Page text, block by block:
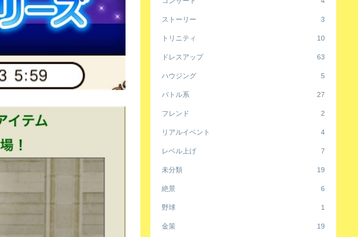
ストーリー 3
トリニティ 10
ドレスアップ 63
ハウジング 5
バトル系 27
フレンド 2
リアルイベント 4
レベル上げ 7
未分類 19
絶景 6
野球 1
金策 19